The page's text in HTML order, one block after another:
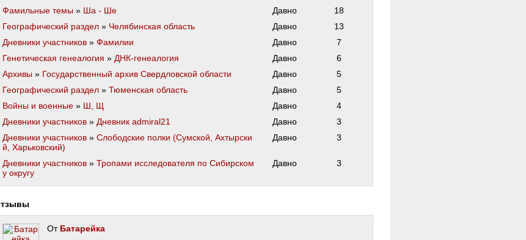
Фамильные темы » Ша - Ше Давно
18
Географический раздел » Челябинская область Давно
13
Дневники участников » Фамилии Давно
7
Генетическая генеалогия » ДНК-генеалогия Давно
6
Архивы » Государственный архив Свердловской области Давно
5
Географический раздел » Тюменская область Давно
5
Войны и военные » Ш, Щ Давно
4
Дневники участников » Дневник admiral21 Давно
3
Дневники участников » Слободские полки (Сумской, Ахтырски
й, Харьковский)
Давно 3
Дневники участников » Тропами исследователя по Сибирском
у округу
Давно 3
Отзывы
От Батарейка